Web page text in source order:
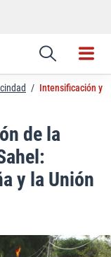
Enlace
/ Intensificación y
de la
y la Unión